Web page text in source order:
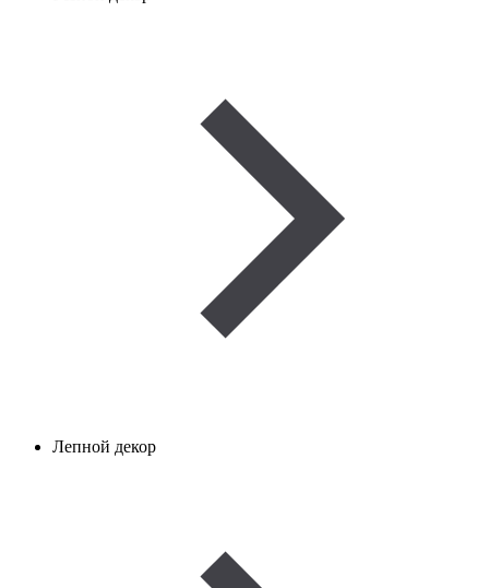
Лепной декор